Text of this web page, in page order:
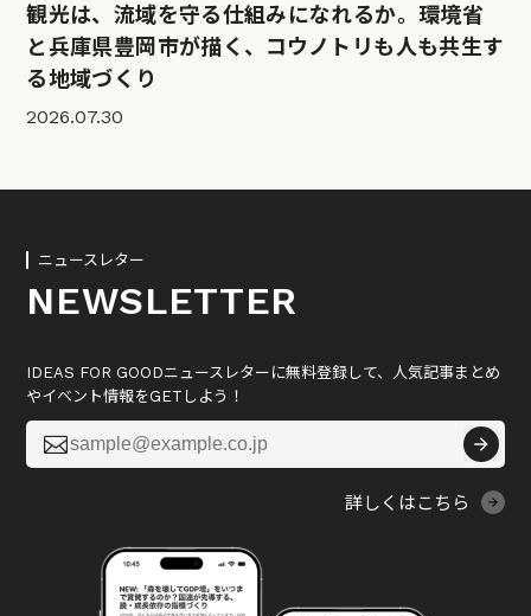
観光は、流域を守る仕組みになれるか。環境省
と兵庫県豊岡市が描く、コウノトリも人も共生す
る地域づくり
2026.07.30
ニュースレター
NEWSLETTER
IDEAS FOR GOODニュースレターに無料登録して、人気記事まとめ
やイベント情報をGETしよう！

詳しくはこちら